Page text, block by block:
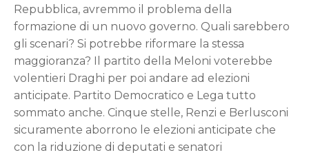
Repubblica, avremmo il problema della
formazione di un nuovo governo. Quali sarebbero
gli scenari? Si potrebbe riformare la stessa
maggioranza? Il partito della Meloni voterebbe
volentieri Draghi per poi andare ad elezioni
anticipate. Partito Democratico e Lega tutto
sommato anche. Cinque stelle, Renzi e Berlusconi
sicuramente aborrono le elezioni anticipate che
con la riduzione di deputati e senatori